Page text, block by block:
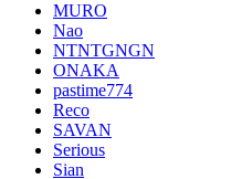
MURO
Nao
NTNTGNGN
ONAKA
pastime774
Reco
SAVAN
Serious
Sian